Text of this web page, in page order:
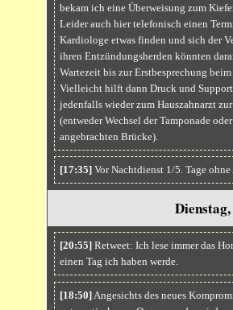
bekam ich eine Überweisung zum
Leider auch hier telefonisch einen
Kardiologe etwas finden und sich der
ihren Entzündungsherden könnten
Wartezeit bis zur Erstbesprechung
Vielleicht hilft dann Druck und
jedenfalls wieder zum Hauszahnarzt
(entweder Wechsel der Tamponade
angebrachten Brücke).
[17:35]Vor Nachtdienst 1/5. Tage
[20:55]Retweet: Ich lese immer das
einen Tag ich haben werde.
[18:50]Angesichts des neues